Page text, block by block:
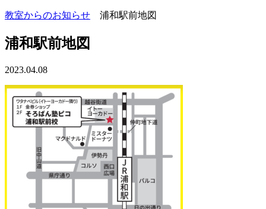
教室からのお知らせ 浦和駅前地図
浦和駅前地図
2023.04.08